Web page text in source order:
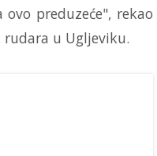
preduzeće", rekao
u Ugljeviku.